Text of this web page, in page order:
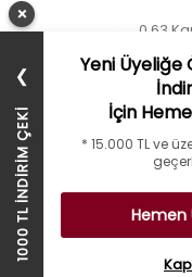
0.63
3.12 Karat
×
❯
1000 TL İNDİRİM ÇEKİ
Yeni Üyeliğe
İçin
* 15.000 TL ve
Hemen